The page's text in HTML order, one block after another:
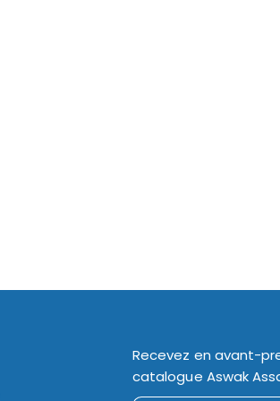
Recevez en avant-
catalogue Aswak